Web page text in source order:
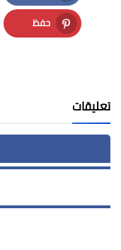
Facebook
حفظ
Pinterest
تعليقات